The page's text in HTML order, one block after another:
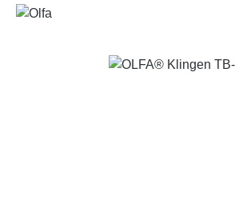
Bildergalerie überspringen